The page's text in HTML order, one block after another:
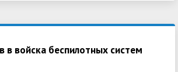
в войска беспилотных систем